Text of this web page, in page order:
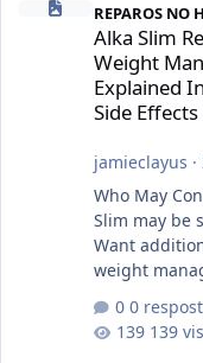
REPAROS NO
Alka Slim
Weight
Explained
Side
jamieclayus ·
Who May
Slim may be
Want
weight management
Prefer
based ingredients
0
139